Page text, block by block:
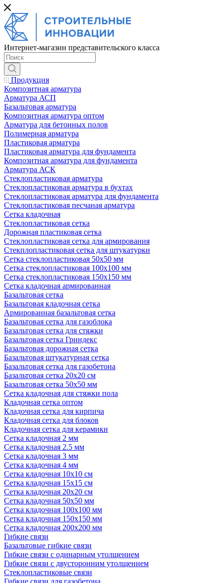
Интернет-магазин представительского класса
Продукция
Композитная арматура
Арматура АСП
Базальтовая арматура
Композитная арматура оптом
Арматура для бетонных полов
Полимерная арматура
Пластиковая арматура
Пластиковая арматура для фундамента
Композитная арматура для фундамента
Арматура АСК
Cтеклопластиковая арматура
Стеклопластиковая арматура в бухтах
Стеклопластиковая арматура для фундамента
Стеклопластиковая песчаная арматура
Сетка кладочная
Стеклопластиковая сетка
Дорожная пластиковая сетка
Стеклопластиковая сетка для армирования
Стекплопластиковая сетка для штукатурки
Сетка стеклопластиковая 50x50 мм
Сетка стеклопластиковая 100x100 мм
Сетка стеклопластиковая 150x150 мм
Сетка кладочная армированная
Базальтовая сетка
Базальтовая кладочная сетка
Армированная базальтовая сетка
Базальтовая сетка для газоблока
Базальтовая сетка для стяжки
Базальтовая сетка Гриндекс
Базальтовая дорожная сетка
Базальтовая штукатурная сетка
Базальтовая сетка для газобетона
Базальтовая сетка 20x20 см
Базальтовая сетка 50x50 мм
Сетка кладочная для стяжки пола
Кладочная сетка оптом
Кладочная сетка для кирпича
Кладочная сетка для блоков
Кладочная сетка для керамики
Сетка кладочная 2 мм
Сетка кладочная 2.5 мм
Сетка кладочная 3 мм
Сетка кладочная 4 мм
Сетка кладочная 10x10 см
Сетка кладочная 15x15 см
Сетка кладочная 20x20 см
Сетка кладочная 50x50 мм
Сетка кладочная 100x100 мм
Сетка кладочная 150x150 мм
Сетка кладочная 200x200 мм
Гибкие связи
Базальтовые гибкие связи
Гибкие связи с одинарным утолщением
Гибкие связи с двусторонним утолщением
Стеклопластиковые связи
Гибкие связи для газобетона